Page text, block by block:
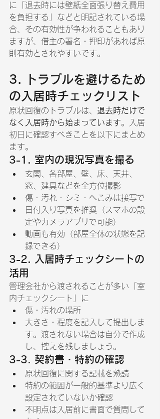
に「退去時には壁紙全面張り替え費用
を負担する」などと明記されている場
合、その有効性が争われることもあり
ますが、借主の署名・押印があれば原
則有効とされやすいです。
3. トラブルを避けるため
の入居時チェックリスト
原状回復のトラブルは、 退去時だけで
なく入居時から始まっています。入居
初日に確認すべきことを以下にまとめ
ます。
3-1. 室内の現況写真を撮る
玄関、各部屋、壁、床、天井、
窓、建具などを全方位撮影
傷・汚れ・シミ・へこみは接写で
日付入り写真を推奨（スマホの設
定やカメラアプリで可能）
動画も有効（部屋全体の状態を記
録できる）
3-2. 入居時チェックシートの
活用
管理会社から渡されることが多い「室
内チェックシート」に
傷・汚れの場所
大きさ・程度を記入して提出しま
す。渡されない場合は自分で作成
し、控えを残しましょう。
3-3. 契約書・特約の確認
原状回復に関する記載を熟読
特約の範囲が一般的基準より広く
設定されていないか確認
不明点は入居前に書面で質問して